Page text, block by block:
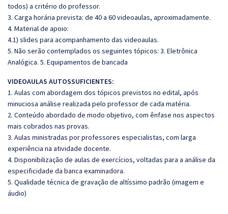
todos) a critério do professor.
3. Carga horária prevista: de 40 a 60 videoaulas, aproximadamente.
4. Material de apoio:
4.1) slides para acompanhamento das videoaulas.
5. Não serão contemplados os seguintes tópicos: 3. Eletrônica
Analógica. 5. Equipamentos de bancada
VIDEOAULAS AUTOSSUFICIENTES:
1. Aulas com abordagem dos tópicos previstos no edital, após
minuciosa análise realizada pelo professor de cada matéria.
2. Conteúdo abordado de modo objetivo, com ênfase nos aspectos
mais cobrados nas provas.
3. Aulas ministradas por professores especialistas, com larga
experiência na atividade docente.
4. Disponibilização de aulas de exercícios, voltadas para a análise da
especificidade da banca examinadora.
5. Qualidade técnica de gravação de altíssimo padrão (imagem e
áudio)